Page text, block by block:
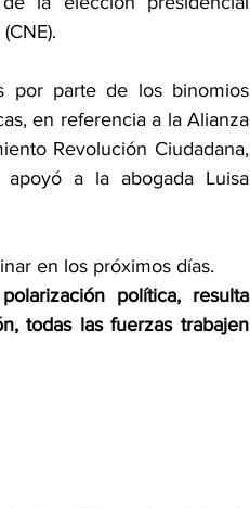
por parte de los binomios
en referencia a la Alianza
Revolución Ciudadana,
apoyó a la abogada Luisa
en los próximos días.
política, resulta
todas las fuerzas trabajen